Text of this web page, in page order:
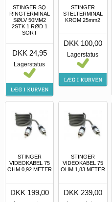
STINGER SQ
RINGTERMINAL
SØLV 50MM2
2STK 1 RØD 1
SORT
DKK 24,95
Lagerstatus
STINGER
STELTERMINAL
KROM 25mm2
DKK 100,00
Lagerstatus
STINGER
VIDEOKABEL 75
OHM 0,92 METER
DKK 199,00
STINGER
VIDEOKABEL 75
OHM 1,83 METER
DKK 239,00